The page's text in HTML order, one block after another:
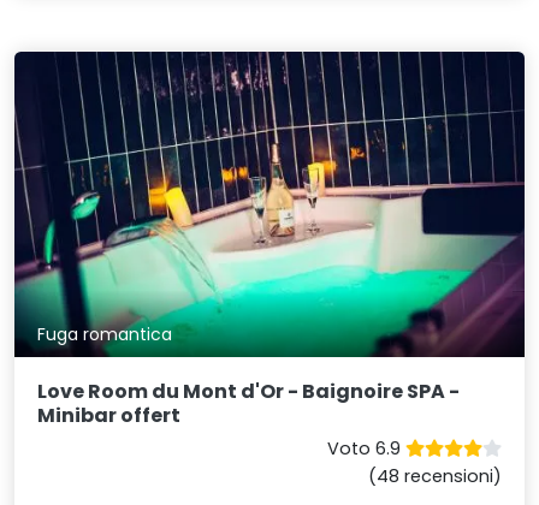
Fuga romantica
Love Room du Mont d'Or - Baignoire SPA -
Minibar offert
Voto 6.9
(48 recensioni)